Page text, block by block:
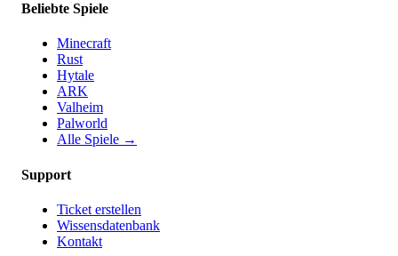
Beliebte Spiele
Minecraft
Rust
Hytale
ARK
Valheim
Palworld
Alle Spiele →
Support
Ticket erstellen
Wissensdatenbank
Kontakt